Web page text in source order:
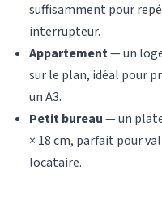
suffisamment pour
interrupteur.
Appartement— un
sur le plan, idéal pour
un A3.
Petit bureau— un
× 18 cm, parfait pour
locataire.